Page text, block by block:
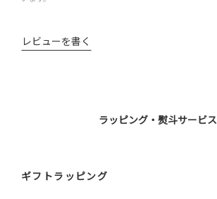
レビューを書く
ラッピング・熨斗サービス
ギフトラッピング